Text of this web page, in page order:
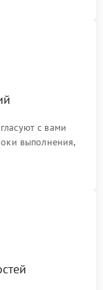
с вами
выполнения,